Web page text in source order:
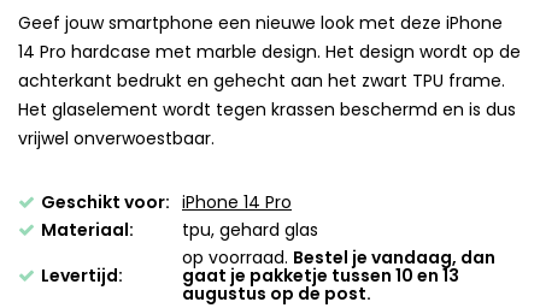
Geef jouw smartphone een nieuwe look met deze iPhone
14 Pro hardcase met marble design. Het design wordt op de
achterkant bedrukt en gehecht aan het zwart TPU frame.
Het glaselement wordt tegen krassen beschermd en is dus
vrijwel onverwoestbaar.
Geschikt voor: iPhone 14 Pro
Materiaal:
tpu, gehard glas
Levertijd:
op voorraad. Bestel je vandaag, dan
gaat je pakketje tussen 10 en 13
augustus op de post.